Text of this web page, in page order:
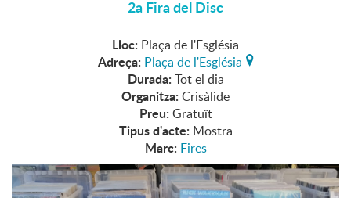
2a Fira del Disc
Lloc: Plaça de l'Església
Adreça: Plaça de l'Església
Durada: Tot el dia
Organitza: Crisàlide
Preu: Gratuït
Tipus d'acte: Mostra
Marc: Fires